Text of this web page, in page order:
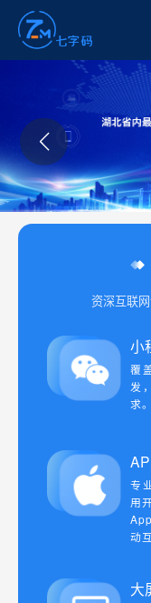
上一个
资深互联
小
覆
发
求。
专
用
动
大